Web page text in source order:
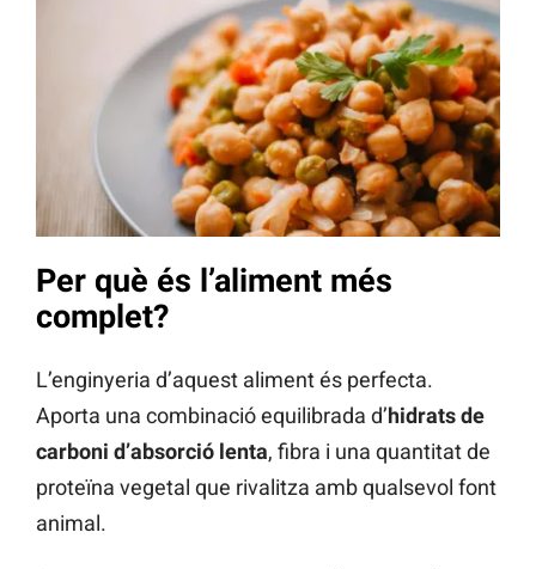
Per què és l’aliment més
complet?
L’enginyeria d’aquest aliment és perfecta.
Aporta una combinació equilibrada d’hidrats de
carboni d’absorció lenta, fibra i una quantitat de
proteïna vegetal que rivalitza amb qualsevol font
animal.